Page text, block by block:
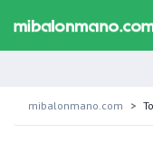
mibalonmano.com